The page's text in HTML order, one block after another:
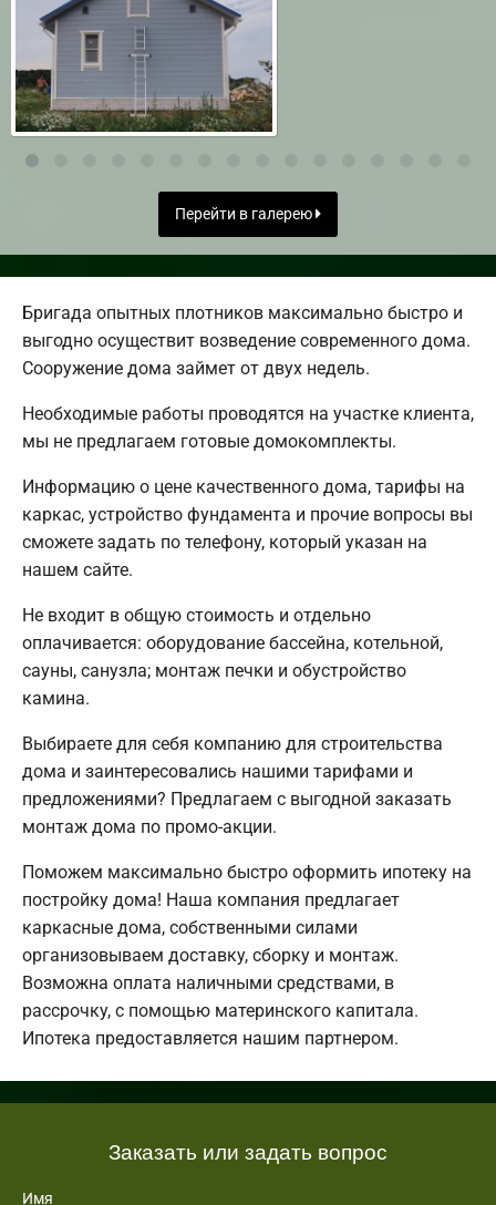
Перейти в галерею
Бригада опытных плотников максимально быстро и
выгодно осуществит возведение современного дома.
Сооружение дома займет от двух недель.
Необходимые работы проводятся на участке клиента,
мы не предлагаем готовые домокомплекты.
Информацию о цене качественного дома, тарифы на
каркас, устройство фундамента и прочие вопросы вы
сможете задать по телефону, который указан на
нашем сайте.
Не входит в общую стоимость и отдельно
оплачивается: оборудование бассейна, котельной,
сауны, санузла; монтаж печки и обустройство
камина.
Выбираете для себя компанию для строительства
дома и заинтересовались нашими тарифами и
предложениями? Предлагаем с выгодной заказать
монтаж дома по промо-акции.
Поможем максимально быстро оформить ипотеку на
постройку дома! Наша компания предлагает
каркасные дома, собственными силами
организовываем доставку, сборку и монтаж.
Возможна оплата наличными средствами, в
рассрочку, с помощью материнского капитала.
Ипотека предоставляется нашим партнером.
Заказать или задать вопрос
Имя